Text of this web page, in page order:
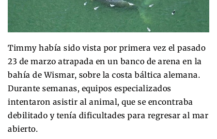
Timmy había sido vista por primera vez el pasado
23 de marzo atrapada en un banco de arena en la
bahía de Wismar, sobre la costa báltica alemana.
Durante semanas, equipos especializados
intentaron asistir al animal, que se encontraba
debilitado y tenía dificultades para regresar al mar
abierto.